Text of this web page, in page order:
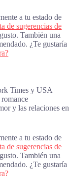
a tu estado de
de sugerencias de
También una
¿Te gustaría
Times y USA
y las relaciones en
a tu estado de
de sugerencias de
También una
¿Te gustaría